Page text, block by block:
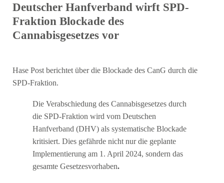
Deutscher Hanfverband wirft SPD-
Fraktion Blockade des
Cannabisgesetzes vor
Hase Post berichtet über die Blockade des CanG durch die
SPD-Fraktion.
Die Verabschiedung des Cannabisgesetzes durch
die SPD-Fraktion wird vom Deutschen
Hanfverband (DHV) als systematische Blockade
kritisiert. Dies gefährde nicht nur die geplante
Implementierung am 1. April 2024, sondern das
gesamte Gesetzesvorhaben.